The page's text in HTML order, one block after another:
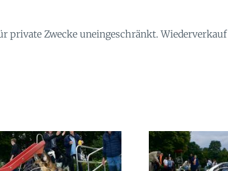
private Zwecke uneingeschränkt. Wiederverkauf